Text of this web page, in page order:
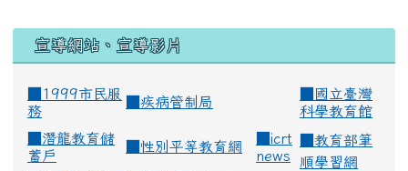
宣導網站、宣導影片
■1999市民服
務
疾病管制局
國立臺灣
科學教育館
潛龍教育儲
蓄戶
性別平等教育網
icrt
news
教育部筆
順學習網